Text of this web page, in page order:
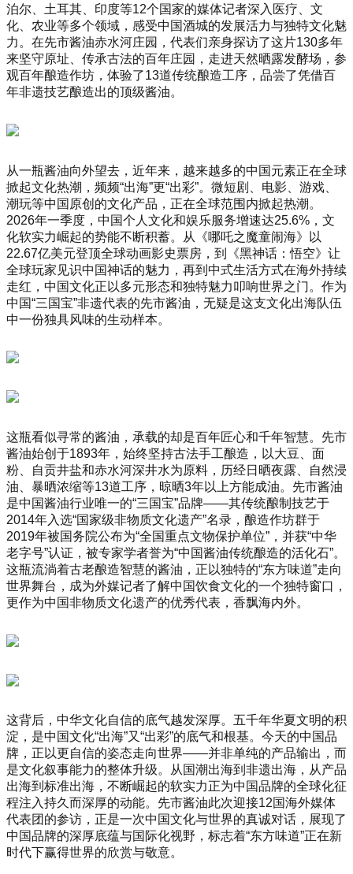
泊尔、土耳其、印度等12个国家的媒体记者深入医疗、文
化、农业等多个领域，感受中国酒城的发展活力与独特文化魅
力。在先市酱油赤水河庄园，代表们亲身探访了这片130多年
来坚守原址、传承古法的百年庄园，走进天然晒露发酵场，参
观百年酿造作坊，体验了13道传统酿造工序，品尝了凭借百
年非遗技艺酿造出的顶级酱油。
从一瓶酱油向外望去，近年来，越来越多的中国元素正在全球
掀起文化热潮，频频“出海”更“出彩”。微短剧、电影、游戏、
潮玩等中国原创的文化产品，正在全球范围内掀起热潮。
2026年一季度，中国个人文化和娱乐服务增速达25.6%，文
化软实力崛起的势能不断积蓄。从《哪吒之魔童闹海》以
22.67亿美元登顶全球动画影史票房，到《黑神话：悟空》让
全球玩家见识中国神话的魅力，再到中式生活方式在海外持续
走红，中国文化正以多元形态和独特魅力叩响世界之门。作为
中国“三国宝”非遗代表的先市酱油，无疑是这支文化出海队伍
中一份独具风味的生动样本。
这瓶看似寻常的酱油，承载的却是百年匠心和千年智慧。先市
酱油始创于1893年，始终坚持古法手工酿造，以大豆、面
粉、自贡井盐和赤水河深井水为原料，历经日晒夜露、自然浸
油、暴晒浓缩等13道工序，晾晒3年以上方能成油。先市酱油
是中国酱油行业唯一的“三国宝”品牌——其传统酿制技艺于
2014年入选“国家级非物质文化遗产”名录，酿造作坊群于
2019年被国务院公布为“全国重点文物保护单位”，并获“中华
老字号”认证，被专家学者誉为“中国酱油传统酿造的活化石”。
这瓶流淌着古老酿造智慧的酱油，正以独特的“东方味道”走向
世界舞台，成为外媒记者了解中国饮食文化的一个独特窗口，
更作为中国非物质文化遗产的优秀代表，香飘海内外。
这背后，中华文化自信的底气越发深厚。五千年华夏文明的积
淀，是中国文化“出海”又“出彩”的底气和根基。今天的中国品
牌，正以更自信的姿态走向世界——并非单纯的产品输出，而
是文化叙事能力的整体升级。从国潮出海到非遗出海，从产品
出海到标准出海，不断崛起的软实力正为中国品牌的全球化征
程注入持久而深厚的动能。先市酱油此次迎接12国海外媒体
代表团的参访，正是一次中国文化与世界的真诚对话，展现了
中国品牌的深厚底蕴与国际化视野，标志着“东方味道”正在新
时代下赢得世界的欣赏与敬意。